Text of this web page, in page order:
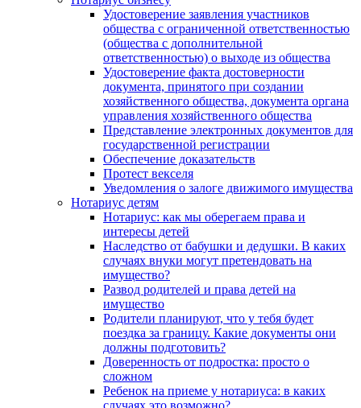
Удостоверение заявления участников
общества с ограниченной ответственностью
(общества с дополнительной
ответственностью) о выходе из общества
Удостоверение факта достоверности
документа, принятого при создании
хозяйственного общества, документа органа
управления хозяйственного общества
Представление электронных документов для
государственной регистрации
Обеспечение доказательств
Протест векселя
Уведомления о залоге движимого имущества
Нотариус детям
Нотариус: как мы оберегаем права и
интересы детей
Наследство от бабушки и дедушки. В каких
случаях внуки могут претендовать на
имущество?
Развод родителей и права детей на
имущество
Родители планируют, что у тебя будет
поездка за границу. Какие документы они
должны подготовить?
Доверенность от подростка: просто о
сложном
Ребенок на приеме у нотариуса: в каких